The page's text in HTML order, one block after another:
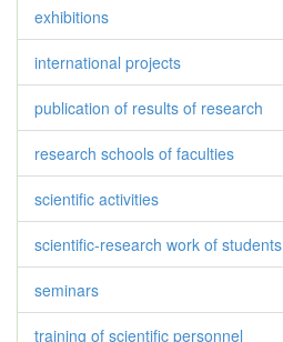
exhibitions
international projects
publication of results of research
research schools of faculties
scientific activities
scientific-research work of students
seminars
training of scientific personnel